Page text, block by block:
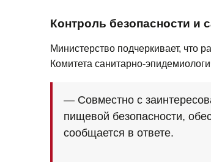
Контроль безопасности и
Министерство подчеркивает, что
Комитета санитарно-
— Совместно с
пищевой безопасности,
сообщается в ответе.